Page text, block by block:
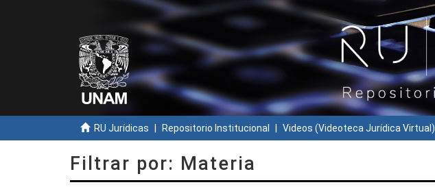
RU Jurídicas Repositorio Institucional Videos (Videoteca Jurídica Virtual)
Filtrar por: Materia